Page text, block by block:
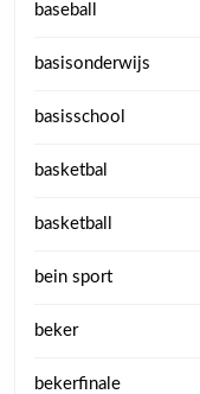
baseball
basisonderwijs
basisschool
basketbal
basketball
bein sport
beker
bekerfinale